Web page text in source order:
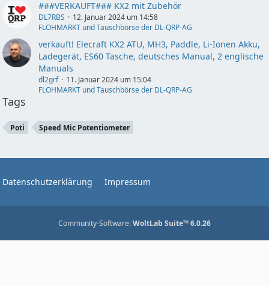
###VERKAUFT### KX2 mit Zubehör
DL7RBS
12. Januar 2024 um 14:58
FLOHMARKT und Tauschbörse der DL-QRP-AG
verkauft! Elecraft KX2 ATU, MH3, Paddle, Li-Ionen Akku,
Ladegerät, ES60 Tasche, deutsches Manual, 2 englische
Manuals
dl2grf
11. Januar 2024 um 15:04
FLOHMARKT und Tauschbörse der DL-QRP-AG
Tags
Poti Speed Mic Potentiometer
Datenschutzerklärung Impressum
Community-Software:WoltLab Suite™ 6.0.26